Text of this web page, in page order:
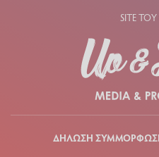
SITE
ΔΗΛΩΣΗ